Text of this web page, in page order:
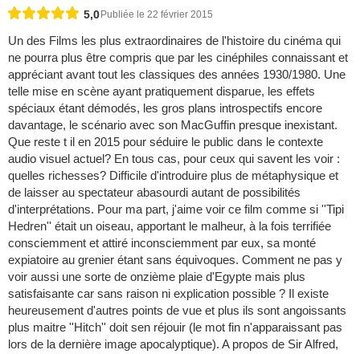
5,0 Publiée le 22 février 2015
Un des Films les plus extraordinaires de l'histoire du cinéma qui
ne pourra plus être compris que par les cinéphiles connaissant et
appréciant avant tout les classiques des années 1930/1980. Une
telle mise en scène ayant pratiquement disparue, les effets
spéciaux étant démodés, les gros plans introspectifs encore
davantage, le scénario avec son MacGuffin presque inexistant.
Que reste t il en 2015 pour séduire le public dans le contexte
audio visuel actuel? En tous cas, pour ceux qui savent les voir :
quelles richesses? Difficile d'introduire plus de métaphysique et
de laisser au spectateur abasourdi autant de possibilités
d'interprétations. Pour ma part, j'aime voir ce film comme si ''Tipi
Hedren'' était un oiseau, apportant le malheur, à la fois terrifiée
consciemment et attiré inconsciemment par eux, sa monté
expiatoire au grenier étant sans équivoques. Comment ne pas y
voir aussi une sorte de onzième plaie d'Egypte mais plus
satisfaisante car sans raison ni explication possible ? Il existe
heureusement d'autres points de vue et plus ils sont angoissants
plus maitre ''Hitch'' doit sen réjouir (le mot fin n'apparaissant pas
lors de la dernière image apocalyptique). A propos de Sir Alfred,